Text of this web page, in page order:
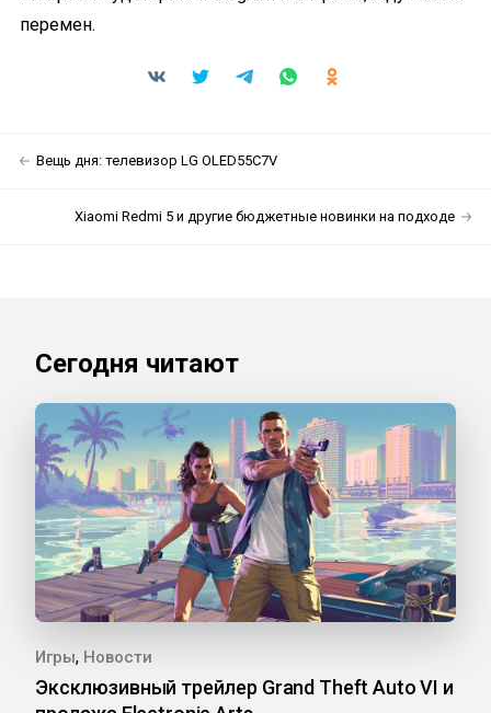
перемен.
Вещь дня: телевизор LG OLED55C7V
Xiaomi Redmi 5 и другие бюджетные новинки на подходе
Сегодня читают
Игры, Новости
Эксклюзивный трейлер Grand Theft Auto VI и